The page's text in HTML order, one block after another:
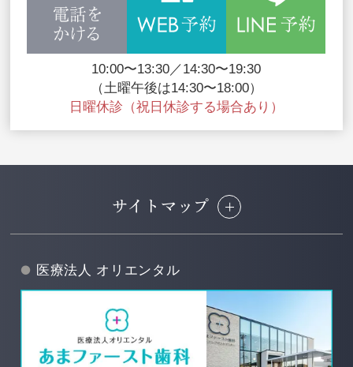
10:00〜13:30／14:30〜19:30
（土曜午後は14:30〜18:00）
日曜休診（祝日休診する場合あり）
サイトマップ
医療法人 オリエンタル